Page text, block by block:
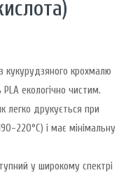
кукурудзяного крохмалю
екологічно чистим.
легко друкується при
220°C) і має мінімальну
у широкому спектрі